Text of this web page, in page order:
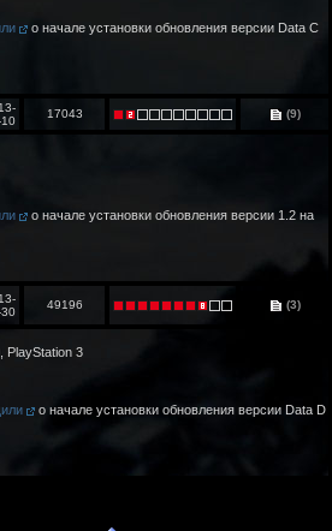
о начале установки обновления версии Data C
17043 (9)
о начале установки обновления версии 1.2 на
49196 (3)
PlayStation 3
о начале установки обновления версии Data D